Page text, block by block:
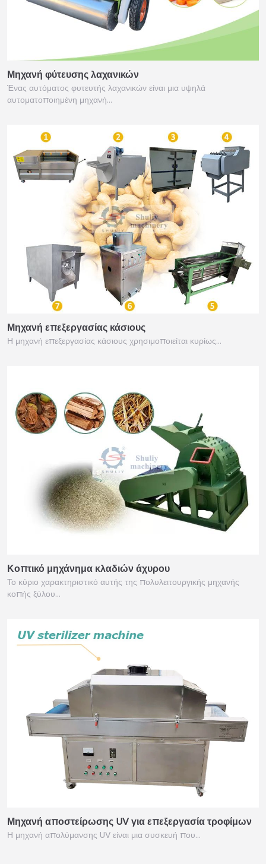
Μηχανή φύτευσης λαχανικών
Ένας αυτόματος φυτευτής λαχανικών είναι μια υψηλά
αυτοματοποιημένη μηχανή…
Μηχανή επεξεργασίας κάσιους
Η μηχανή επεξεργασίας κάσιους χρησιμοποιείται κυρίως…
Κοπτικό μηχάνημα κλαδιών άχυρου
Το κύριο χαρακτηριστικό αυτής της πολυλειτουργικής μηχανής
κοπής ξύλου…
Μηχανή αποστείρωσης UV για επεξεργασία τροφίμων
Η μηχανή απολύμανσης UV είναι μια συσκευή που…